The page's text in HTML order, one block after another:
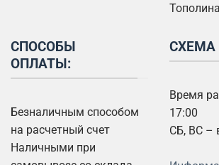
СПОСОБЫ
ОПЛАТЫ:
Безналичным способом
на расчетный счет
Наличными при
СХЕМА
Время
17:00
СБ, ВС –